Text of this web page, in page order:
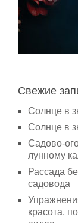
Свежие
Солнце в
Солнце в
Садово-
лунному
Рассада
садовода
красота,